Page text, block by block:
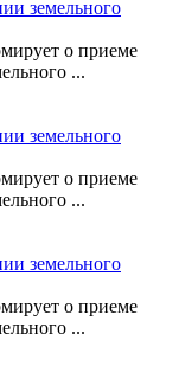
земельного
о приеме
...
земельного
о приеме
...
земельного
о приеме
...